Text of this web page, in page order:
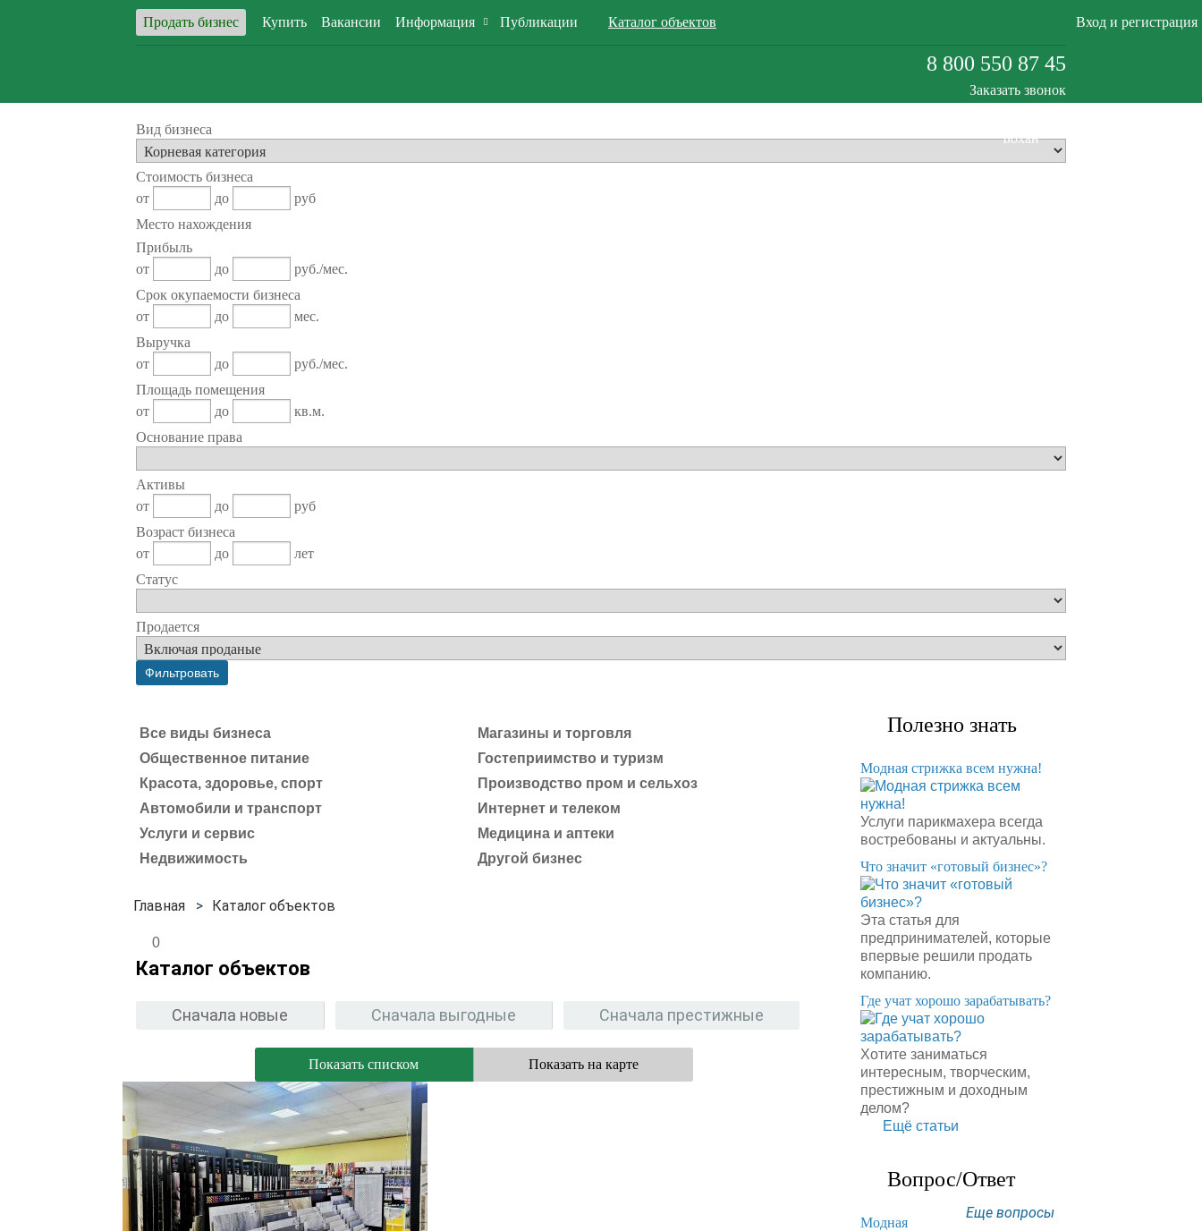
Продать бизнес Купить Вакансии Информация Публикации Каталог объектов
Бохан
Вход и регистрация
8 800 550 87 45
Заказать звонок
Вид бизнеса
Стоимость бизнеса
от
до
руб
Место нахождения
Прибыль
от
до
руб./мес.
Срок окупаемости бизнеса
от
до
мес.
Выручка
от
до
руб./мес.
Площадь помещения
от
до
кв.м.
Основание права
Активы
от
до
руб
Возраст бизнеса
от
до
лет
Статус
Продается
Все виды бизнеса
Магазины и торговля
Общественное питание
Гостеприимство и туризм
Красота, здоровье, спорт
Производство пром и сельхоз
Автомобили и транспорт
Интернет и телеком
Услуги и сервис
Медицина и аптеки
Недвижимость
Другой бизнес
Каталог объектов
0
Каталог объектов
Сначала новые Сначала выгодные Сначала престижные
Показать списком Показать на карте
Полезно знать
Модная стрижка всем нужна!
Услуги парикмахера всегда
востребованы и актуальны.
​Что значит «готовый бизнес»?
Эта статья для
предпринимателей, которые
впервые решили продать
компанию.
​Где учат хорошо зарабатывать?
Хотите заниматься
интересным, творческим,
престижным и доходным
делом?
Ещё статьи
Вопрос/Ответ
Еще вопросы
Модная